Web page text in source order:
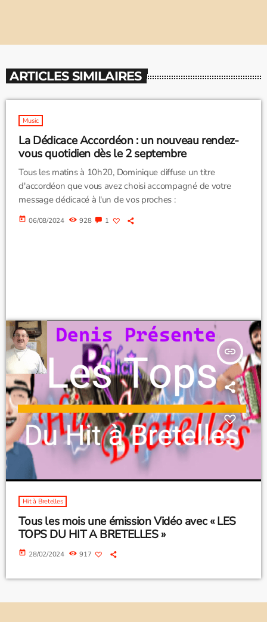
ARTICLES SIMILAIRES
Music
La Dédicace Accordéon : un nouveau rendez-
vous quotidien dès le 2 septembre
Tous les matins à 10h20, Dominique diffuse un titre
d'accordéon que vous avez choisi accompagné de votre
message dédicacé à l'un de vos proches :
today 06/08/2024 928 1
insert_link
Hit à Bretelles
Tous les mois une émission Vidéo avec « LES
TOPS DU HIT A BRETELLES »
today 28/02/2024 917